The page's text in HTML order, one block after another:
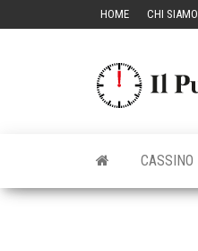
HOME CHI SIAMO
CASSINO